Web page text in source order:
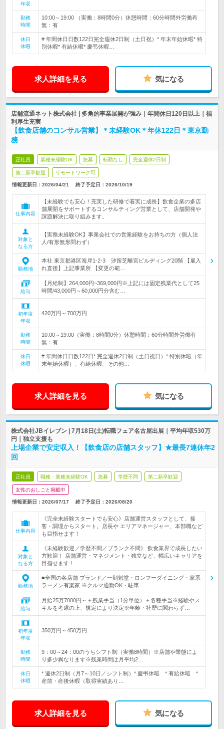
年収
勤務
時間
10:00～19:00 （実働：8時間0分）休憩時間：60分時間外労働有
無：有
休日
休暇
# 年間休日日数122日完全週休2日制（土日祝）* 年末年始休暇* 特
別休暇* 有給休暇* 慶弔休暇…
求人詳細を見る 気になる
店舗流通ネット株式会社 | 多角的事業展開が強み｜年間休日120日以上｜福
利厚生充実
【飲食店舗のコンサル営業】＊未経験OK＊年休122日＊東京勤
務
正社員 業種未経験OK 急募 転勤なし 完全週休2日制
第二新卒歓迎 リモートワーク可
情報更新日：2026/04/21 終了予定日： 2026/10/19
仕事内容
【未経験でも安心！充実した研修で着実に成長】飲食企業の多店
舗展開をサポートするコンサルティング営業として、店舗開発や
課題解決に取り組みます。
対象と
なる方
【実務未経験OK】事業会社での営業経験をお持ちの方（個人法
人/有形無形問わず）
勤務地
本社 東京都港区海岸1-2-3 汐留芝離宮ビルディング20階 【雇入
れ直後】上記事業所 【変更の範…
給与
【月給制】264,000円~369,000円※上記には固定残業代として25
時間/43,000円～60,000円分含む…
初年度
年収
420万円～700万円
勤務
時間
10:00～19:00（実働：8時間0分）休憩時間：60分時間外労働有
無：有
休日
休暇
# 年間休日日数122日* 完全週休2日制（土日祝日）* 特別休暇（年
末年始休暇）、有給休暇、その他…
求人詳細を見る 気になる
株式会社JBイレブン | 7月18日(土)転職フェア名古屋出展｜平均年収530万
円｜独立支援も
上場企業で安定収入！【飲食店の店舗スタッフ】★最長7連休年2
回
正社員 職種・業種未経験OK 急募 学歴不問 第二新卒歓迎
女性のおしごと掲載中
情報更新日：2026/07/17 終了予定日： 2026/08/20
仕事内容
《完全未経験スタートでも安心》店舗運営スタッフとして、接
客・調理からスタート。店長や エリアマネージャー、本部職など
も目指せます！
対象と
なる方
《未経験歓迎／学歴不問／ブランク不問》 飲食業界で成長したい
方歓迎！ 店舗運営・マネジメント・独立など、幅広いキャリアを
目指せます！
勤務地
■全国の各店舗 ブランド／一刻魁堂・ロンフーダイニング・家系
ラーメン有楽家 ※クルマ通勤OK・駐車…
給与
月給25万7000円～＋残業手当（1分単位）＋各種手当※経験やス
キルを考慮の上、規定により決定※年齢・社歴に関わらず…
初年度
年収
350万円～450万円
勤務
時間
9：00～24：00のうちシフト制（実働8時間）※店舗や業態によ
り多少異なります※残業時間は月平均2…
休日
休暇
* 週休2日制（月7～10日／シフト制）* 慶弔休暇 * 有給休暇 *
産前・産後休暇（取得実績あり…
求人詳細を見る 気になる